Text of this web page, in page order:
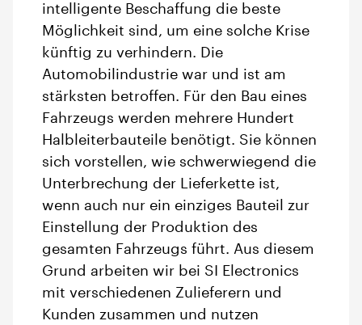
intelligente Beschaffung die beste
Möglichkeit sind, um eine solche Krise
künftig zu verhindern. Die
Automobilindustrie war und ist am
stärksten betroffen. Für den Bau eines
Fahrzeugs werden mehrere Hundert
Halbleiterbauteile benötigt. Sie können
sich vorstellen, wie schwerwiegend die
Unterbrechung der Lieferkette ist,
wenn auch nur ein einziges Bauteil zur
Einstellung der Produktion des
gesamten Fahrzeugs führt. Aus diesem
Grund arbeiten wir bei SI Electronics
mit verschiedenen Zulieferern und
Kunden zusammen und nutzen